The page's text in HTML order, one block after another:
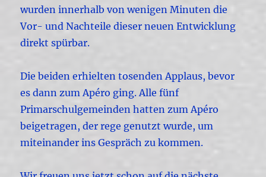
wurden innerhalb von wenigen Minuten die
Vor- und Nachteile dieser neuen Entwicklung
direkt spürbar.
Die beiden erhielten tosenden Applaus, bevor
es dann zum Apéro ging. Alle fünf
Primarschulgemeinden hatten zum Apéro
beigetragen, der rege genutzt wurde, um
miteinander ins Gespräch zu kommen.